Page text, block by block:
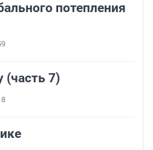
потепления
(часть 7)